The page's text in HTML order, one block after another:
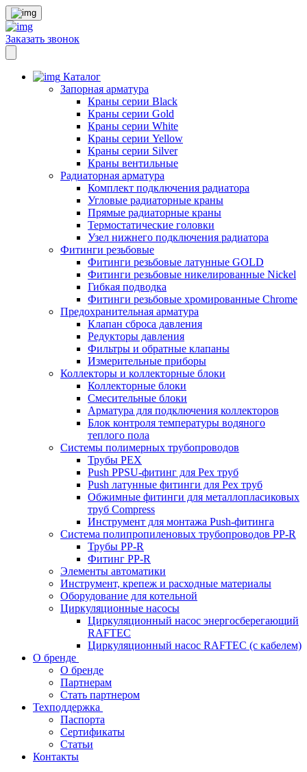
Заказать звонок
Каталог
Запорная арматура
Краны серии Black
Краны серии Gold
Краны серии White
Краны серии Yellow
Краны серии Silver
Краны вентильные
Радиаторная арматура
Комплект подключения радиатора
Угловые радиаторные краны
Прямые радиаторные краны
Термостатические головки
Узел нижнего подключения радиатора
Фитинги резьбовые
Фитинги резьбовые латунные GOLD
Фитинги резьбовые никелированные Nickel
Гибкая подводка
Фитинги резьбовые хромированные Chrome
Предохранительная арматура
Клапан сброса давления
Редукторы давления
Фильтры и обратные клапаны
Измерительные приборы
Коллекторы и коллекторные блоки
Коллекторные блоки
Смесительные блоки
Арматура для подключения коллекторов
Блок контроля температуры водяного
теплого пола
Системы полимерных трубопроводов
Трубы PEX
Push PPSU-фитинг для Pex труб
Push латунные фитинги для Pex труб
Обжимные фитинги для металлопласиковых
труб Compress
Инструмент для монтажа Push-фитинга
Система полипропиленовых трубопроводов PP-R
Трубы PP-R
Фитинг PP-R
Элементы автоматики
Инструмент, крепеж и расходные материалы
Оборудование для котельной
Циркуляционные насосы
Циркуляционный насос энергосберегающий
RAFTEC
Циркуляционный насос RAFTEC (с кабелем)
О бренде
О бренде
Партнерам
Стать партнером
Техподдержка
Паспорта
Сертификаты
Статьи
Контакты